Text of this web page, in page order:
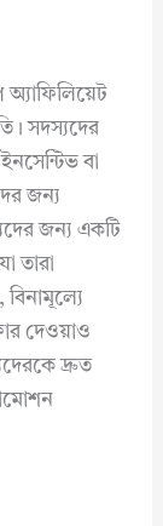
সদস্যদের
বা
জন্য
জন্য একটি
তারা
দেওয়াও
দ্রুত